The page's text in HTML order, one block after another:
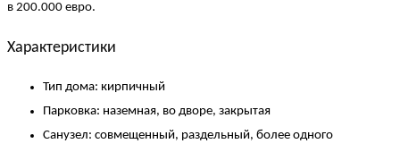
в 200.000 евро.
Характеристики
Тип дома: кирпичный
Парковка: наземная, во дворе, закрытая
Санузел: совмещенный, раздельный, более одного